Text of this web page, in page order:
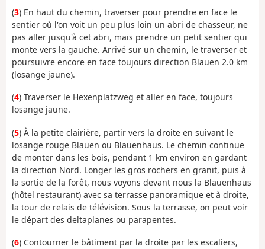
(3) En haut du chemin, traverser pour prendre en face le
sentier où l'on voit un peu plus loin un abri de chasseur, ne
pas aller jusqu'à cet abri, mais prendre un petit sentier qui
monte vers la gauche. Arrivé sur un chemin, le traverser et
poursuivre encore en face toujours direction Blauen 2.0 km
(losange jaune).
(4) Traverser le Hexenplatzweg et aller en face, toujours
losange jaune.
(5) À la petite clairière, partir vers la droite en suivant le
losange rouge Blauen ou Blauenhaus. Le chemin continue
de monter dans les bois, pendant 1 km environ en gardant
la direction Nord. Longer les gros rochers en granit, puis à
la sortie de la forêt, nous voyons devant nous la Blauenhaus
(hôtel restaurant) avec sa terrasse panoramique et à droite,
la tour de relais de télévision. Sous la terrasse, on peut voir
le départ des deltaplanes ou parapentes.
(6) Contourner le bâtiment par la droite par les escaliers,